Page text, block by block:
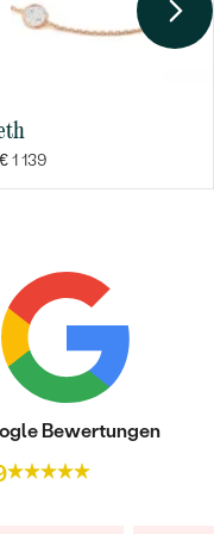
1 139
Bewertungen